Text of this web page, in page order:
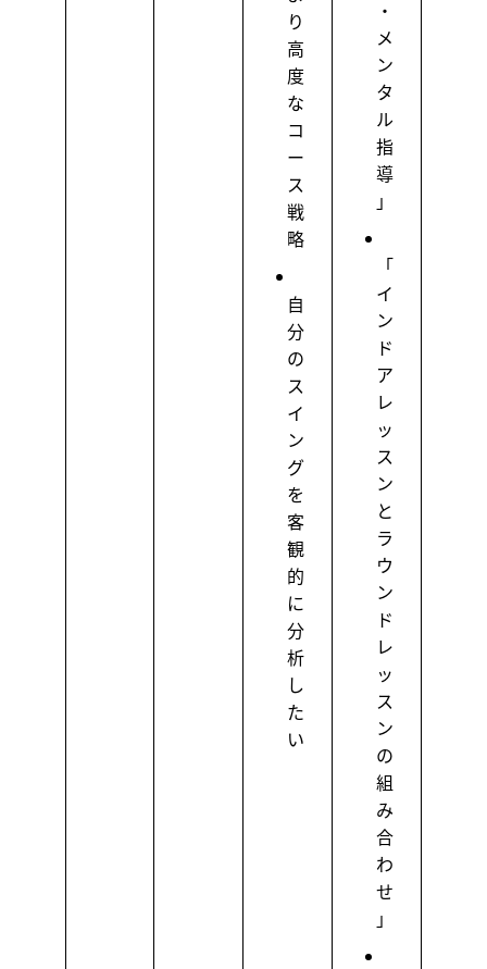
り
高
度
な
コ
ー
ス
戦
略
自
分
の
ス
イ
ン
グ
を
客
観
的
に
分
析
し
た
い
・
メ
ン
タ
ル
指
導
」
「
イ
ン
ド
ア
レ
ッ
ス
ン
と
ラ
ウ
ン
ド
レ
ッ
ス
ン
の
組
み
合
わ
せ
」